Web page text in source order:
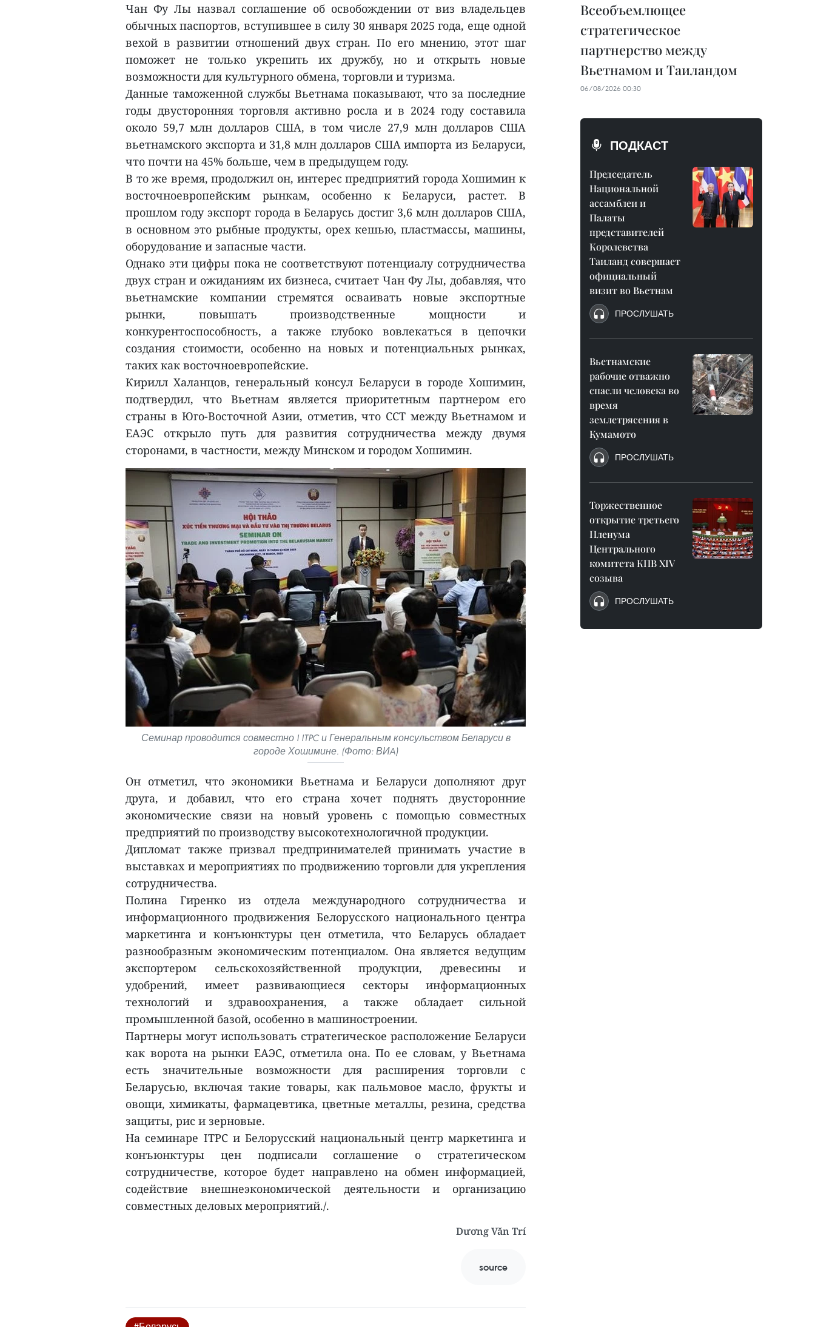
Чан Фу Лы назвал соглашение об освобождении от виз владельцев
обычных паспортов, вступившее в силу 30 января 2025 года, еще одной
вехой в развитии отношений двух стран. По его мнению, этот шаг
поможет не только укрепить их дружбу, но и открыть новые
возможности для культурного обмена, торговли и туризма.
Данные таможенной службы Вьетнама показывают, что за последние
годы двусторонняя торговля активно росла и в 2024 году составила
около 59,7 млн долларов США, в том числе 27,9 млн долларов США
вьетнамского экспорта и 31,8 млн долларов США импорта из Беларуси,
что почти на 45% больше, чем в предыдущем году.
В то же время, продолжил он, интерес предприятий города Хошимин к
восточноевропейским рынкам, особенно к Беларуси, растет. В
прошлом году экспорт города в Беларусь достиг 3,6 млн долларов США,
в основном это рыбные продукты, орех кешью, пластмассы, машины,
оборудование и запасные части.
Однако эти цифры пока не соответствуют потенциалу сотрудничества
двух стран и ожиданиям их бизнеса, считает Чан Фу Лы, добавляя, что
вьетнамские компании стремятся осваивать новые экспортные
рынки, повышать производственные мощности и
конкурентоспособность, а также глубоко вовлекаться в цепочки
создания стоимости, особенно на новых и потенциальных рынках,
таких как восточноевропейские.
Кирилл Халанцов, генеральный консул Беларуси в городе Хошимин,
подтвердил, что Вьетнам является приоритетным партнером его
страны в Юго-Восточной Азии, отметив, что ССТ между Вьетнамом и
ЕАЭС открыло путь для развития сотрудничества между двумя
сторонами, в частности, между Минском и городом Хошимин.
Семинар проводится совместно I ITPC и Генеральным консульством Беларуси в
городе Хошимине. (Фото: ВИA)
Он отметил, что экономики Вьетнама и Беларуси дополняют друг
друга, и добавил, что его страна хочет поднять двусторонние
экономические связи на новый уровень с помощью совместных
предприятий по производству высокотехнологичной продукции.
Дипломат также призвал предпринимателей принимать участие в
выставках и мероприятиях по продвижению торговли для укрепления
сотрудничества.
Полина Гиренко из отдела международного сотрудничества и
информационного продвижения Белорусского национального центра
маркетинга и конъюнктуры цен отметила, что Беларусь обладает
разнообразным экономическим потенциалом. Она является ведущим
экспортером сельскохозяйственной продукции, древесины и
удобрений, имеет развивающиеся секторы информационных
технологий и здравоохранения, а также обладает сильной
промышленной базой, особенно в машиностроении.
Партнеры могут использовать стратегическое расположение Беларуси
как ворота на рынки ЕАЭС, отметила она. По ее словам, у Вьетнама
есть значительные возможности для расширения торговли с
Беларусью, включая такие товары, как пальмовое масло, фрукты и
овощи, химикаты, фармацевтика, цветные металлы, резина, средства
защиты, рис и зерновые.
На семинаре ITPC и Белорусский национальный центр маркетинга и
конъюнктуры цен подписали соглашение о стратегическом
сотрудничестве, которое будет направлено на обмен информацией,
содействие внешнеэкономической деятельности и организацию
совместных деловых мероприятий./.
Dương Văn Trí
source
Всеобъемлющее
стратегическое
партнерство между
Вьетнамом и Таиландом
06/08/2026 00:30
ПОДКАСТ
Председатель
Национальной
ассамблеи и
Палаты
представителей
Королевства
Таиланд совершает
официальный
визит во Вьетнам
ПРОСЛУШАТЬ
Вьетнамские
рабочие отважно
спасли человека во
время
землетрясения в
Кумамото
ПРОСЛУШАТЬ
Торжественное
открытие третьего
Пленума
Центрального
комитета КПВ XIV
созыва
ПРОСЛУШАТЬ